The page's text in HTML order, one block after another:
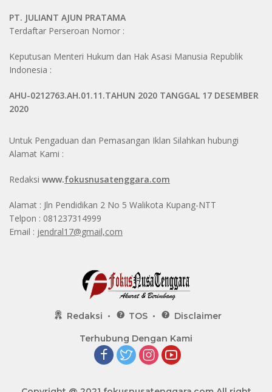
PT. JULIANT AJUN PRATAMA
Terdaftar Perseroan Nomor :
Keputusan Menteri Hukum dan Hak Asasi Manusia Republik
Indonesia :
AHU-0212763.AH.01.11.TAHUN 2020 TANGGAL 17 DESEMBER
2020
Untuk Pengaduan dan Pemasangan Iklan Silahkan hubungi
Alamat Kami :
Redaksi www.fokusnusatenggara.com
Alamat : Jln Pendidikan 2 No 5 Walikota Kupang-NTT
Telpon : 081237314999
Email : jendral17@gmail,com
Redaksi TOS Disclaimer
Terhubung Dengan Kami